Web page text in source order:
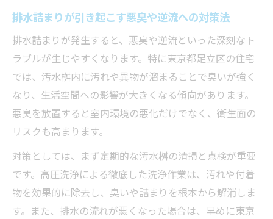
排水詰まりが引き起こす悪臭や逆流への対策法
排水詰まりが発生すると、悪臭や逆流といった深刻なト
ラブルが生じやすくなります。特に東京都足立区の住宅
では、汚水桝内に汚れや異物が溜まることで臭いが強く
なり、生活空間への影響が大きくなる傾向があります。
悪臭を放置すると室内環境の悪化だけでなく、衛生面の
リスクも高まります。
対策としては、まず定期的な汚水桝の清掃と点検が重要
です。高圧洗浄による徹底した洗浄作業は、汚れや付着
物を効果的に除去し、臭いや詰まりを根本から解消しま
す。また、排水の流れが悪くなった場合は、早めに東京